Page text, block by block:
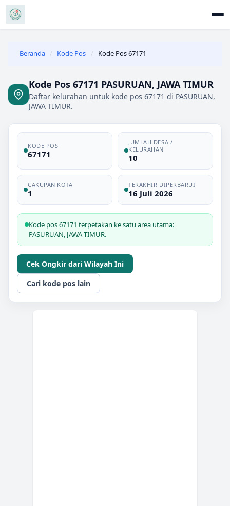
Beranda / Kode Pos / Kode Pos 67171
Kode Pos 67171 PASURUAN, JAWA TIMUR
Daftar kelurahan untuk kode pos 67171 di PASURUAN,
JAWA TIMUR.
KODE POS
67171
JUMLAH DESA /
KELURAHAN
10
CAKUPAN KOTA
1
TERAKHIR DIPERBARUI
16 Juli 2026
Kode pos 67171 terpetakan ke satu area utama:
PASURUAN, JAWA TIMUR.
Cek Ongkir dari Wilayah Ini
Cari kode pos lain